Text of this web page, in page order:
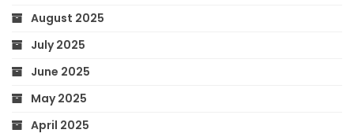
August 2025
July 2025
June 2025
May 2025
April 2025